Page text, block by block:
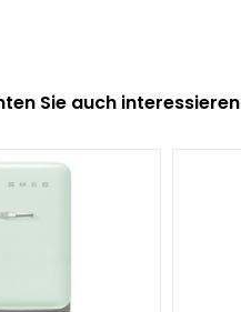
Sie auch interessieren